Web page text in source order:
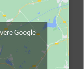
Google